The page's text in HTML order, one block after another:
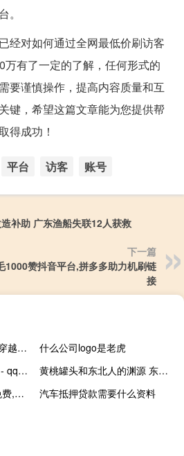
经对如何通过全网最低价刷访客
万有了一定的了解，任何形式的
要谨慎操作，提高内容质量和互
键，希望这篇文章能为您提供帮
得成功！
平台 访客 账号
补助 广东渔船失联12人获救
下一篇
赞抖音平台,拼多多助力机刷链
接
cf进不去为什么cf进不去 穿越火线为什么进不去
什么公司logo是老虎
抖音20w赞有多少播放量 - qq点赞软件网站
黄桃罐头和东北人的渊源 东北神秘力量黄桃罐头
澳门2024精准资料全年免费,悲泣精选解释落实_Sims40.78.40
汽车抵押贷款需要什么资料